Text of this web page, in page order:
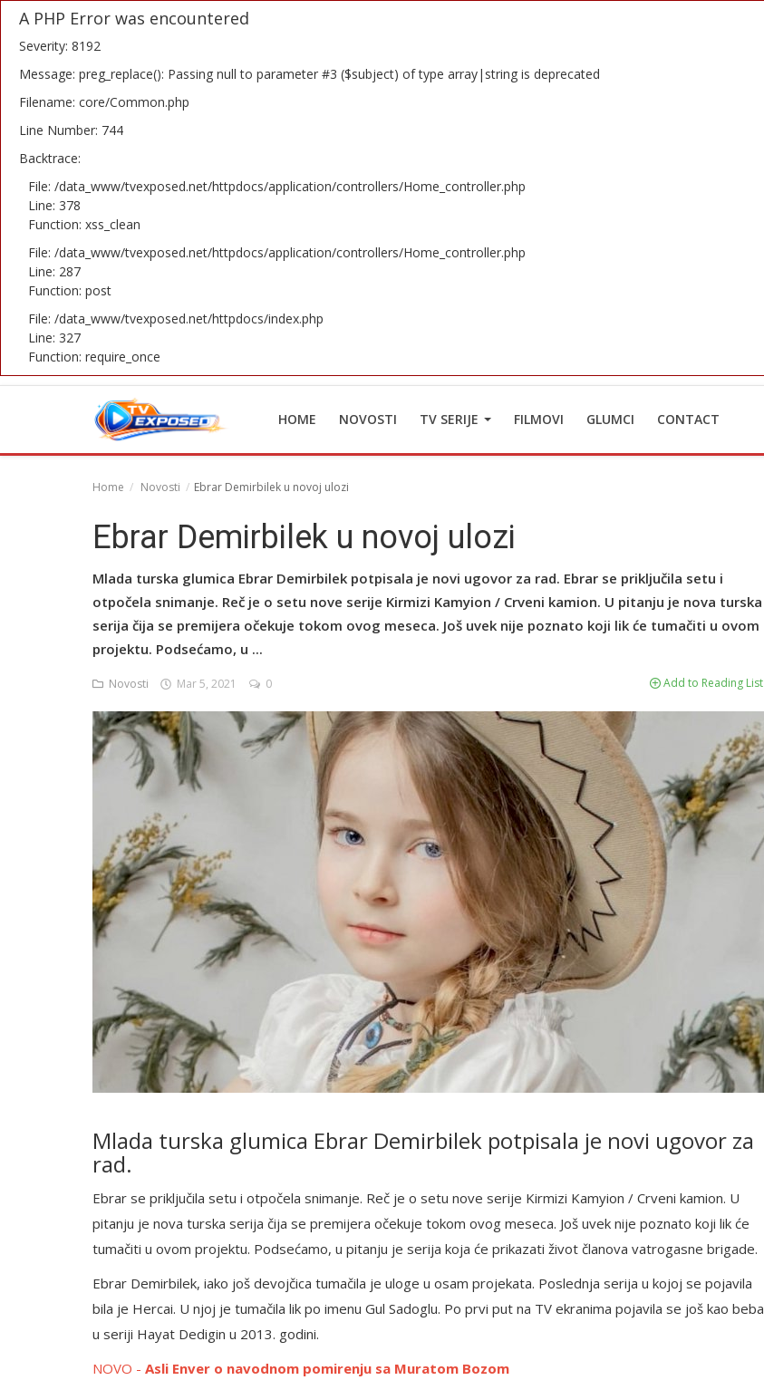
A PHP Error was encountered
Severity: 8192
Message: preg_replace(): Passing null to parameter #3 ($subject) of type array|string is deprecated
Filename: core/Common.php
Line Number: 744
Backtrace:
File: /data_www/tvexposed.net/httpdocs/application/controllers/Home_controller.php
Line: 378
Function: xss_clean
File: /data_www/tvexposed.net/httpdocs/application/controllers/Home_controller.php
Line: 287
Function: post
File: /data_www/tvexposed.net/httpdocs/index.php
Line: 327
Function: require_once
HOME NOVOSTI TV SERIJE FILMOVI GLUMCI CONTACT
Home
Novosti
TV Serije
Filmovi
Glumci
Contact
Login
English
Home Novosti Ebrar Demirbilek u novoj ulozi
Ebrar Demirbilek u novoj ulozi
Mlada turska glumica Ebrar Demirbilek potpisala je novi ugovor za rad. Ebrar se priključila setu i
otpočela snimanje. Reč je o setu nove serije Kirmizi Kamyion / Crveni kamion. U pitanju je nova turska
serija čija se premijera očekuje tokom ovog meseca. Još uvek nije poznato koji lik će tumačiti u ovom
projektu. Podsećamo, u ...
Novosti Mar 5, 2021 0 Add to Reading List
Mlada turska glumica Ebrar Demirbilek potpisala je novi ugovor za
rad.
Ebrar se priključila setu i otpočela snimanje. Reč je o setu nove serije Kirmizi Kamyion / Crveni kamion. U
pitanju je nova turska serija čija se premijera očekuje tokom ovog meseca. Još uvek nije poznato koji lik će
tumačiti u ovom projektu. Podsećamo, u pitanju je serija koja će prikazati život članova vatrogasne brigade.
Ebrar Demirbilek, iako još devojčica tumačila je uloge u osam projekata. Poslednja serija u kojoj se pojavila
bila je Hercai. U njoj je tumačila lik po imenu Gul Sadoglu. Po prvi put na TV ekranima pojavila se još kao beba
u seriji Hayat Dedigin u 2013. godini.
NOVO - Asli Enver o navodnom pomirenju sa Muratom Bozom